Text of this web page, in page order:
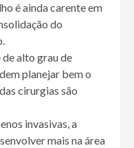
é ainda carente em
do
alto grau de
planejar bem o
cirurgias são
invasivas, a
mais na área